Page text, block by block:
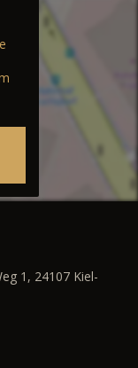
1, 24107 Kiel-